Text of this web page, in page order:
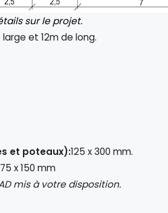
sur le projet.
et 12m de long.
et poteaux):125 x 300 mm.
75 x 150 mm
mis à votre disposition.